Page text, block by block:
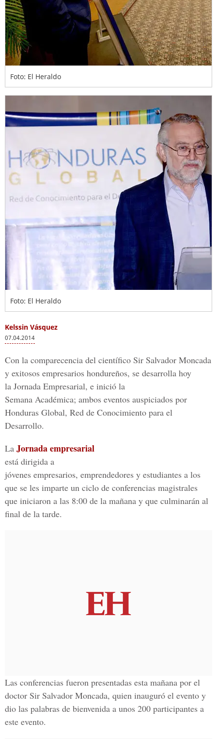
Foto: El Heraldo
Foto: El Heraldo
Kelssin Vásquez
07.04.2014
Con la comparecencia del científico Sir Salvador Moncada
y exitosos empresarios hondureños, se desarrolla hoy
la Jornada Empresarial, e inició la
Semana Académica; ambos eventos auspiciados por
Honduras Global, Red de Conocimiento para el
Desarrollo.
La Jornada empresarial
está dirigida a
jóvenes empresarios, emprendedores y estudiantes a los
que se les imparte un ciclo de conferencias magistrales
que iniciaron a las 8:00 de la mañana y que culminarán al
final de la tarde.
Las conferencias fueron presentadas esta mañana por el
doctor Sir Salvador Moncada, quien inauguró el evento y
dio las palabras de bienvenida a unos 200 participantes a
este evento.